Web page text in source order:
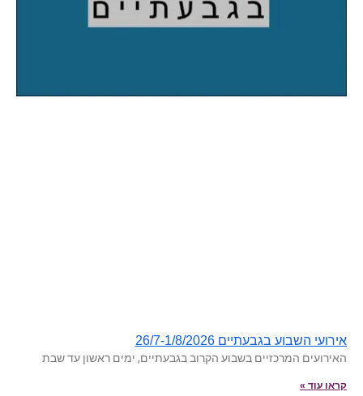
אירועי השבוע בגבעתיים 26/7-1/8/2026
האירועים המרכזיים בשבוע הקרוב בגבעתיים, ימים ראשון עד שבת
קראו עוד »